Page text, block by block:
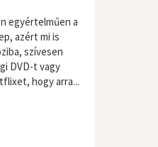
egyértelműen a
azért mi is
szívesen
DVD-t vagy
hogy arra...